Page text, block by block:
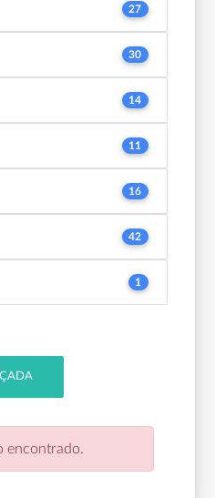
27
30
14
11
16
42
1
encontrado.